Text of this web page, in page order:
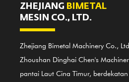
ZHEJIANG BIMETAL
MESIN CO., LTD.
Zhejiang Bimetal Machinery Co.,
Zhoushan Dinghai Chen's
pantai Laut Cina Timur,